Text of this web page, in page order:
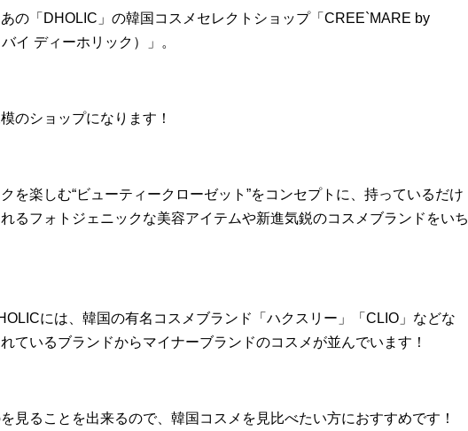
の「DHOLIC」の韓国コスメセレクトショップ「CREE`MARE by
イ ディーホリック）」。
のショップになります！
を楽しむ“ビューティークローゼット”をコンセプトに、持っているだけ
るフォトジェニックな美容アイテムや新進気鋭のコスメブランドをいち
には、韓国の有名コスメブランド「ハクスリー」「CLIO」などな
ているブランドからマイナーブランドのコスメが並んでいます！
見ることを出来るので、韓国コスメを見比べたい方におすすめです！